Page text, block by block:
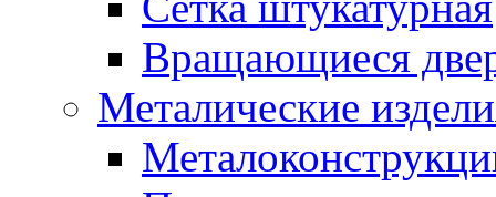
Вращающиеся
Металические